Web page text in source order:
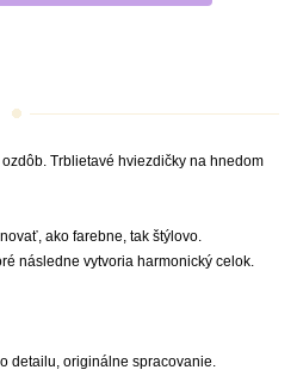
Trblietavé hviezdičky na hnedom
ako farebne, tak štýlovo.
následne vytvoria harmonický celok.
detailu, originálne spracovanie.